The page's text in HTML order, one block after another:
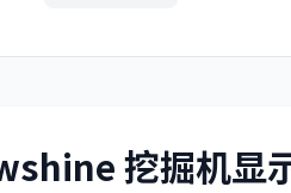
挖掘机显